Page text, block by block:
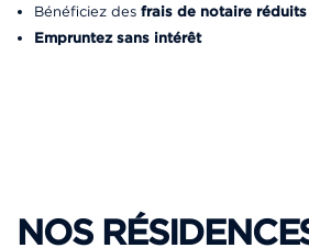
Bénéficiez des frais de notaire réduits
Empruntez sans intérêt
NOS